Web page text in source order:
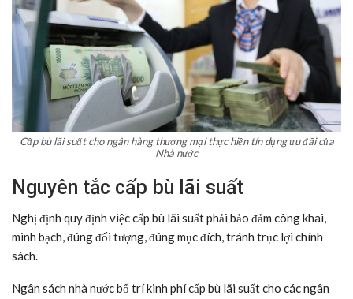
Cấp bù lãi suất cho ngân hàng thương mại thực hiện tín dụng ưu đãi của
Nhà nước
Nguyên tắc cấp bù lãi suất
Nghị định quy định việc cấp bù lãi suất phải bảo đảm công khai,
minh bạch, đúng đối tượng, đúng mục đích, tránh trục lợi chính
sách.
Ngân sách nhà nước bố trí kinh phí cấp bù lãi suất cho các ngân